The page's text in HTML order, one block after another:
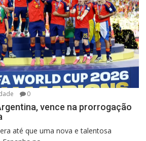
0
vence na prorrogação
até que uma nova e talentosa